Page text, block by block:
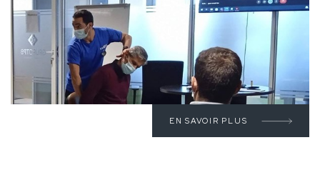
EN SAVOIR PLUS